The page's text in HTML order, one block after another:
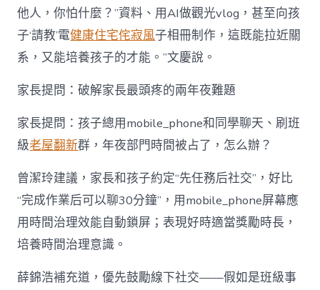
他人，你怕什麼？”資料、用AI做觀光vlog，甚至向孩
子‘請教’電健康住宅侘寂風子相冊制作，這既能拉近關
系，又能培養孩子的才能。”文慶說。
家長提問：破解家長最頭疼的兩年夜難題
家長提問：孩子總用mobile_phone和同學聊天、刷班
級老屋翻新群，年夜部門時間被占了，怎么辦？
曾潔玲建議，家長和孩子約定“先任務后社交”，好比
“完成作業后可以聊30分鐘”，用mobile_phone屏幕應
用時間治理效能自動鎖屏；表現好時適當獎勵時長，
培養時間治理意識。
薛錦浩補充道，優先鼓勵線下社交——假如是班級事